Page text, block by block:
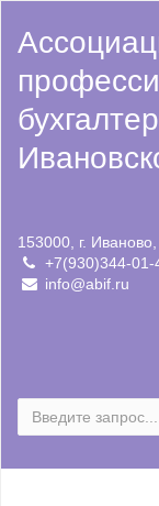
153000, г.
+7(930)344-01-
info@abif.ru